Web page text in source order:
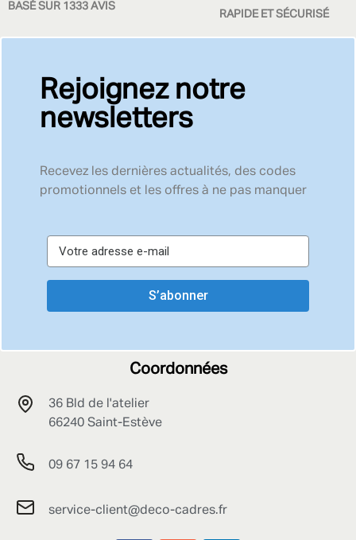
BASÉ SUR 1333 AVIS
RAPIDE ET SÉCURISÉ
Rejoignez notre
newsletters
Recevez les dernières actualités, des codes
promotionnels et les offres à ne pas manquer
S’abonner
Coordonnées
36 Bld de l'atelier
66240 Saint-Estève
09 67 15 94 64
service-client@deco-cadres.fr